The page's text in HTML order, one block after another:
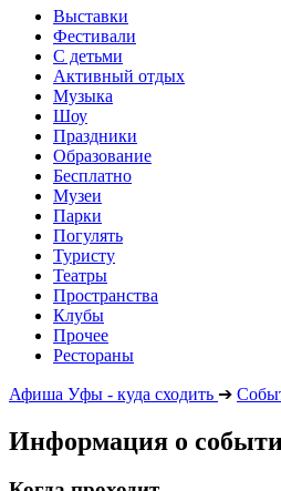
Выставки
Фестивали
С детьми
Активный отдых
Музыка
Шоу
Праздники
Образование
Бесплатно
Музеи
Парки
Погулять
Туристу
Театры
Пространства
Клубы
Прочее
Рестораны
Афиша Уфы - куда сходить ➔
Информация о